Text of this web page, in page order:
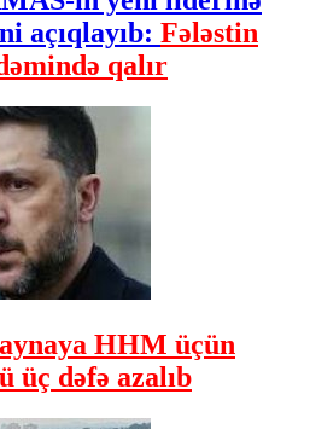
açıqlayıb: Fələstin
qalır
HHM üçün
üç dəfə azalıb